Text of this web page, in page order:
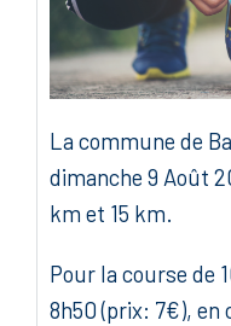
La commune de
dimanche 9 Août
km et 15 km.
Pour la course de
8h50 (prix: 7€), en